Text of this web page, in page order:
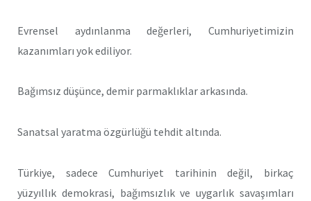
Evrensel aydınlanma değerleri, Cumhuriyetimizin
kazanımları yok ediliyor.
Bağımsız düşünce, demir parmaklıklar arkasında.
Sanatsal yaratma özgürlüğü tehdit altında.
Türkiye, sadece Cumhuriyet tarihinin değil, birkaç
yüzyıllık demokrasi, bağımsızlık ve uygarlık savaşımları